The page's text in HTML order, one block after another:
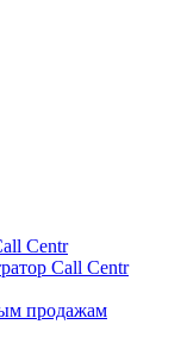
Centr
Call Centr
продажам